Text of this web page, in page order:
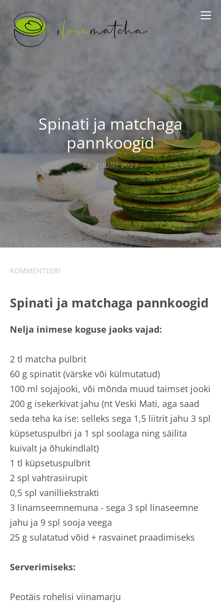
Spinati ja matchaga
pannkoogid
26. JUUNI 2023
KOMMENTEERI
Spinati ja matchaga pannkoogid
Nelja inimese koguse jaoks vajad:
2 tl matcha pulbrit
60 g spinatit (värske või külmutatud)
100 ml sojajooki, või mõnda muud taimset jooki
200 g isekerkivat jahu (nt Veski Mati, aga saad
seda teha ka ise: selleks sega 1,5 liitrit jahu 3 spl
küpsetuspulbri ja 1 spl soolaga ning säilita
kuivalt ja õhukindlalt)
1 tl küpsetuspulbrit
2 spl vahtrasiirupit
0,5 spl vanilliekstrakti
3 linamseemnemuna - sega 3 spl linaseemne
jahu ja 9 spl sooja veega
25 g sulatatud võid + rasvainet praadimiseks
Serverimiseks:
Peotäis rohelisi viinamarju